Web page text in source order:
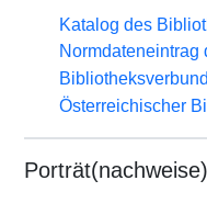
Katalog des
Normdateneintrag
Österreichischer
Porträt(nachweise)